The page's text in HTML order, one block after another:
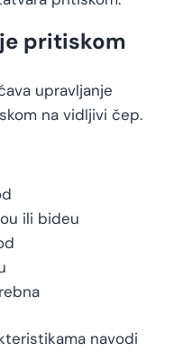
pritiskom
upravljanje
na vidljivi čep.
ili bideu
navodi